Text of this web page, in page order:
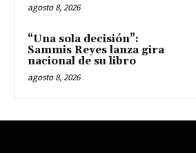
agosto 8, 2026
“Una sola decisión”:
Sammis Reyes lanza gira
nacional de su libro
agosto 8, 2026